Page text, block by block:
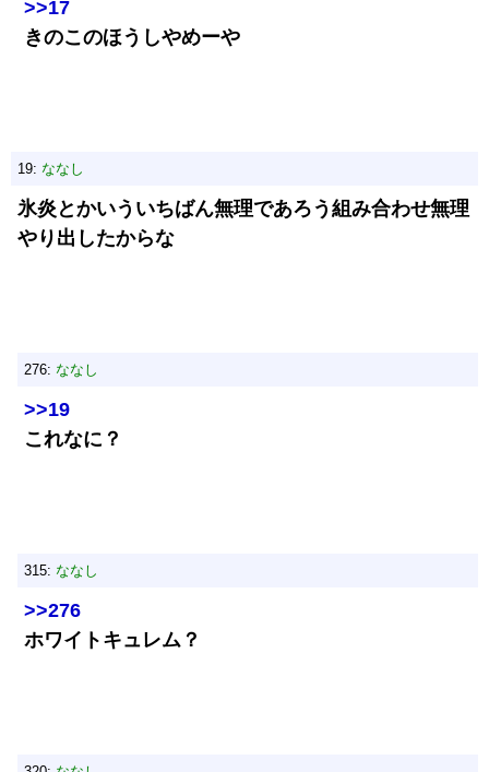
>>17
きのこのほうしやめーや
19: ななし
氷炎とかいういちばん無理であろう組み合わせ無理
やり出したからな
276: ななし
>>19
これなに？
315: ななし
>>276
ホワイトキュレム？